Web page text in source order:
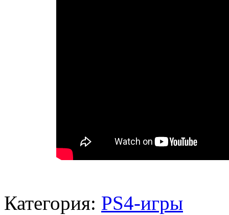
Категория: PS4-игры